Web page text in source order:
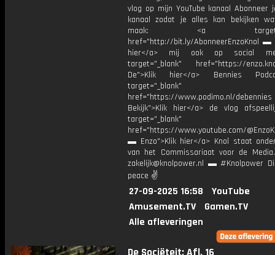
vlog op mijn YouTube kanaal Abonneer
kanaal zodat je alles kan bekijken
maak: <a
href="http://bit.ly/AbonneerEnzoKnol ▬
hier</a> mij ook op social
target="_blank" href="https://
De">Klik hier</a> Bennies
target="_blank"
href="https://www.podimo.nl/debennies
Bekijk">Klik hier</a> de vlog
target="_blank"
href="https://www.youtube.com/
▬ Enzo">Klik hier</a> Knol staat
van het Commissariaat voor de
zakelijk@knolpower.nl ▬ #Knolpower
peace ✌
27-09-2025 16:58
YouTube
Amusement.TV
Gamen.TV
Alle afleveringen